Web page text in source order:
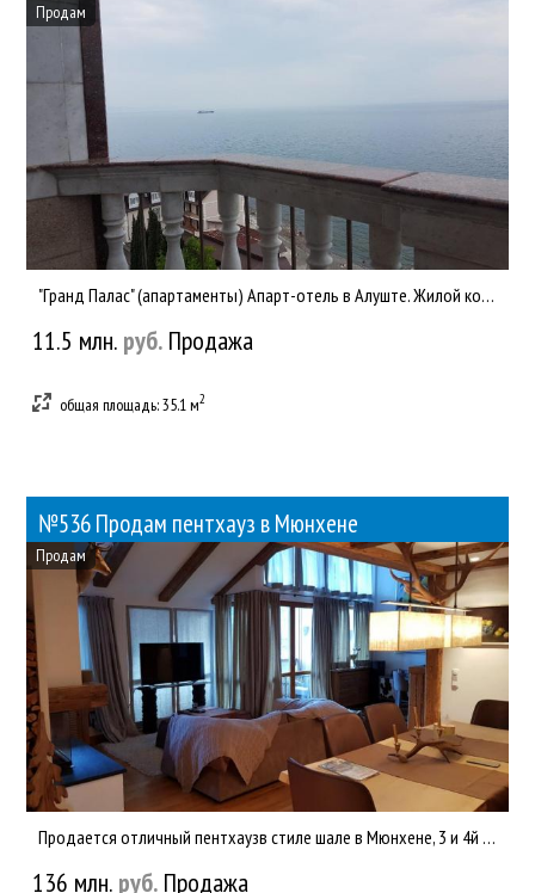
Продам
"Гранд Палас" (апартаменты) Апарт-отель в Алуште. Жилой комплекс «Гранд-Палас» Алушта – это не только удобные,...
11.5 млн. руб. Продажа
общая площадь: 35.1 м2
№536 Продам пентхауз в Мюнхене
Продам
Продается отличный пентхаузв стиле шале в Мюнхене, 3 и 4й этажи, лифт в квартиру, юго-восток, вид на горы и оз...
136 млн. руб. Продажа